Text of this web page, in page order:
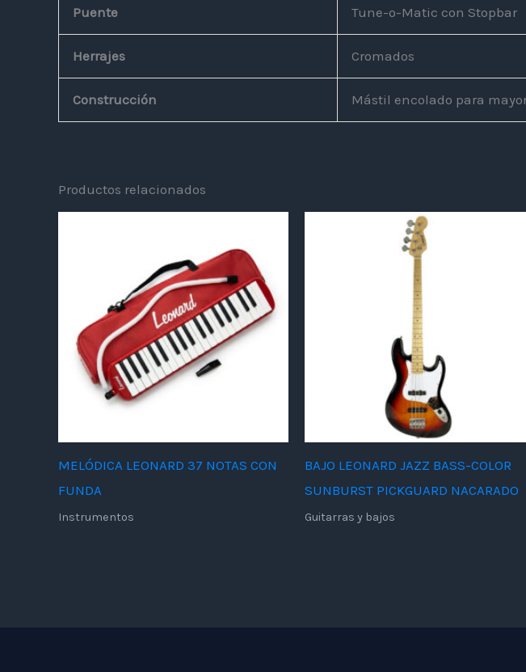
Puente Tune-o-Matic con Stopbar
Herrajes Cromados
Construcción Mástil encolado para
Productos relacionados
MELÓDICA LEONARD 37 NOTAS CON
FUNDA
Instrumentos
BAJO LEONARD JAZZ BASS-COLOR
SUNBURST PICKGUARD NACARADO
Guitarras y bajos